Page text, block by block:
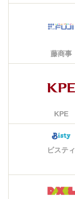
藤商事
KPE
ビスティ